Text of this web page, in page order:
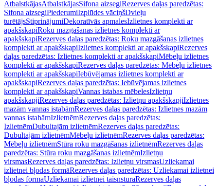
AtbalstkājasAtbalstkājasSifona aizsegiRezerves daļas paredzētas:
Sifona aizsegiPiederumiIzplūdes vāciņšDvieļu
turētājsStiprinājumiDekoratīvās apmalesIzlietnes komplekti ar
apakšskapiRoku mazgāšanas izlietnes komplekti ar
apakšskapiRezerves daļas paredzētas: Roku mazgāšanas izlietnes
komplekti ar apakšskapiIzlietnes komplekti ar apakšskapiRezerves
daļas paredzētas: Izlietnes komplekti ar apakšskapiMēbeļu izlietnes
komplekti ar apakšskapiRezerves daļas paredzētas: Mēbeļu izlietnes
komplekti ar apakšskapiIebūvējamas izlietnes komplekti ar
apakšskapiRezerves daļas paredzētas: Iebūvējamas izlietnes
komplekti ar apakšskapiVannas istabas mēbelesIzlietņu
apakšskapjiRezerves daļas paredzētas: Izlietņu apakšskapjiIzlietnes
mazām vannas istabāmRezerves daļas paredzētas: Izlietnes mazām
vannas istabāmIzlietnēmRezerves daļas paredzētas:
IzlietnēmDubultajām izlietnēmRezerves daļas paredzētas:
Dubultajām izlietnēmMēbeļu izlietnēmRezerves daļas paredzētas:
Mēbeļu izlietnēmStūra roku mazgāšanas izlietnēmRezerves daļas
paredzētas: Stūra roku mazgāšanas izlietnēmIzlietņu
virsmasRezerves daļas paredzētas: Izlietņu virsmasUzliekamai
izlietnei bļodas formāRezerves daļas paredzētas: Uzliekamai izlietnei
bļodas formāUzliekamai izlietnei taisnstūraRezerves daļas